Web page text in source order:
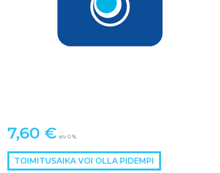
7,60 € alv 0 %
TOIMITUSAIKA VOI OLLA PIDEMPI